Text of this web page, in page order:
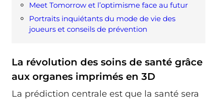
Meet Tomorrow et l’optimisme face au futur
Portraits inquiétants du mode de vie des
joueurs et conseils de prévention
La révolution des soins de santé grâce
aux organes imprimés en 3D
La prédiction centrale est que la santé sera